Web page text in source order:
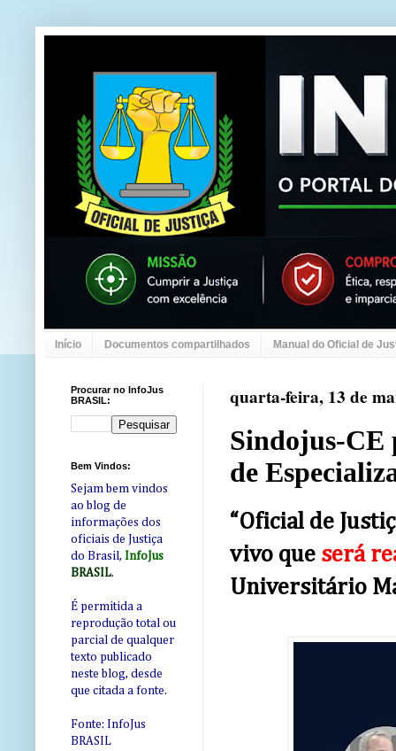
Início Documentos compartilhados Manual do Oficial de
quarta-feira, 13 de
Sindojus-CE
de
“Oficial de
vivo que será
Universitário
Procurar no InfoJus
BRASIL:
Bem Vindos:
Sejam bem vindos
ao blog de
informações dos
oficiais de Justiça
do Brasil, InfoJus
BRASIL.
É permitida a
reprodução total ou
parcial de qualquer
texto publicado
neste blog, desde
que citada a fonte.
Fonte: InfoJus
BRASIL